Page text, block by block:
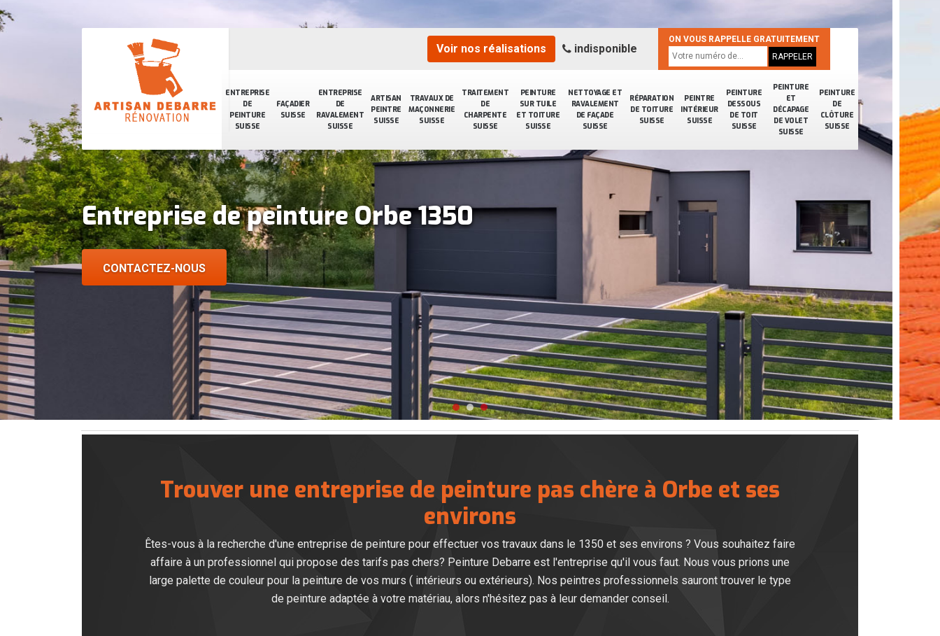
ENTREPRISE
DE
PEINTURE
SUISSE
FAÇADIER
SUISSE
ENTREPRISE
DE
RAVALEMENT
SUISSE
ARTISAN
PEINTRE
SUISSE
TRAVAUX DE
MAÇONNERIE
SUISSE
TRAITEMENT
DE
CHARPENTE
SUISSE
PEINTURE
SUR TUILE
ET TOITURE
SUISSE
NETTOYAGE ET
RAVALEMENT
DE FAÇADE
SUISSE
RÉPARATION
DE TOITURE
SUISSE
PEINTRE
INTÉRIEUR
SUISSE
PEINTURE
DESSOUS
DE TOIT
SUISSE
PEINTURE
ET
DÉCAPAGE
DE VOLET
SUISSE
PEINTURE
DE
CLÔTURE
SUISSE
Voir nos réalisations indisponible
ON VOUS RAPPELLE GRATUITEMENT
Entreprise de peinture Orbe 1350
CONTACTEZ-NOUS
Trouver une entreprise de peinture pas chère à Orbe et ses
environs
Êtes-vous à la recherche d'une entreprise de peinture pour effectuer vos travaux dans le 1350 et ses environs ? Vous souhaitez faire
affaire à un professionnel qui propose des tarifs pas chers? Peinture Debarre est l'entreprise qu'il vous faut. Nous vous prions une
large palette de couleur pour la peinture de vos murs ( intérieurs ou extérieurs). Nos peintres professionnels sauront trouver le type
de peinture adaptée à votre matériau, alors n'hésitez pas à leur demander conseil.